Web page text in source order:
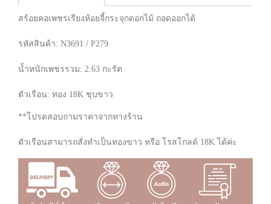
สร้อยคอเพชรเรียงห้อยจี้กระจุกดอกไม้ ถอดออกได้
รหัสสินค้า: N3691 / P279
น้ำหนักเพชรรวม: 2.63 กะรัต
ตัวเรือน: ทอง 18K ชุบขาว
**โปรดสอบถามราคาจากทางร้าน
ตัวเรือนสามารถสั่งทำเป็นทองขาว หรือ โรสโกลด์ 18K ได้ค่ะ